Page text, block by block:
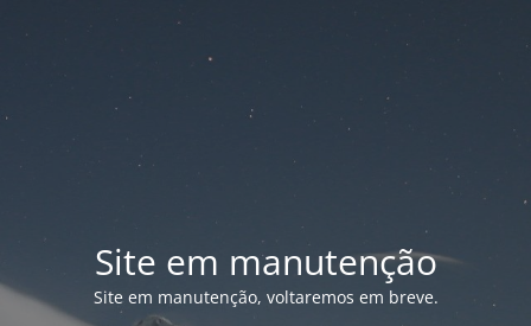
Site em manutenção
Site em manutenção, voltaremos em breve.